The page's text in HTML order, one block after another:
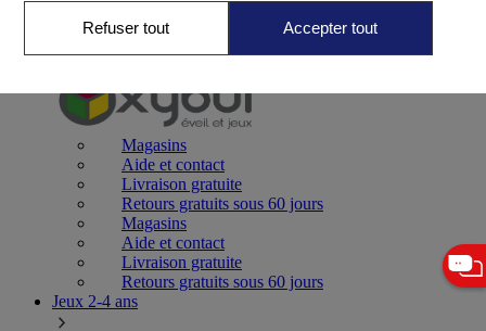
Jeux 0-2 ans
Magasins
Aide et contact
Livraison gratuite
Retours gratuits sous 60 jours
Magasins
Aide et contact
Livraison gratuite
Retours gratuits sous 60 jours
Jeux 2-4 ans
Refuser tout Accepter tout